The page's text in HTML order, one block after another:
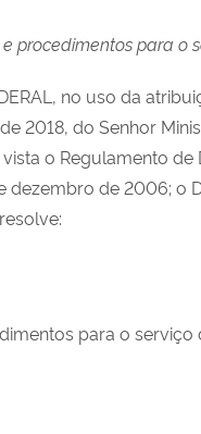
procedimentos para o
no uso da
2018, do Senhor
o Regulamento
de 2006; o
para o